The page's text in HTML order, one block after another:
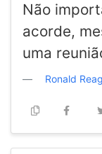
Não
acorde,
uma
Ronald